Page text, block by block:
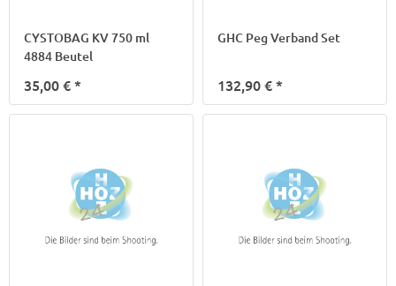
CYSTOBAG KV 750 ml
4884 Beutel
35,00 €*
GHC Peg Verband Set
132,90 €*